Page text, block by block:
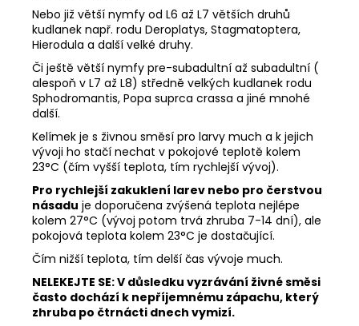
Nebo již větší nymfy od L6 až L7 větších druhů
kudlanek např. rodu Deroplatys, Stagmatoptera,
Hierodula a další velké druhy.
Či ještě větší nymfy pre-subadultní až subadultní (
alespoň v L7 až L8) středně velkých kudlanek rodu
Sphodromantis, Popa suprca crassa a jiné mnohé
další.
Kelímek je s živnou směsí pro larvy much a k jejich
vývoji ho stačí nechat v pokojové teplotě kolem
23°C (čím vyšší teplota, tím rychlejší vývoj).
Pro rychlejší zakuklení larev nebo pro čerstvou
násadu je doporučena zvýšená teplota nejlépe
kolem 27°C (vývoj potom trvá zhruba 7-14 dní), ale
pokojová teplota kolem 23°C je dostačující.
Čím nižší teplota, tím delší čas vývoje much.
NELEKEJTE SE: V důsledku vyzrávání živné směsi
často dochází k nepříjemnému zápachu, který
zhruba po čtrnácti dnech vymizí.